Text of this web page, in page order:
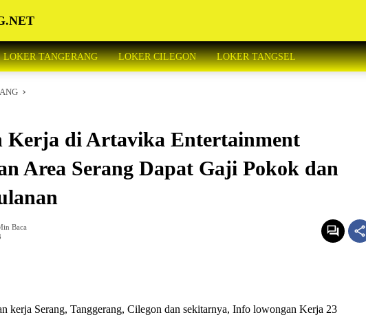
LOKER TANGERANG LOKER CILEGON LOKER TANGSEL
Kerja di Artavika Entertainment
Area Serang Dapat Gaji Pokok dan
Baca
kerja Serang, Tanggerang, Cilegon dan sekitarnya, Info lowongan Kerja 23